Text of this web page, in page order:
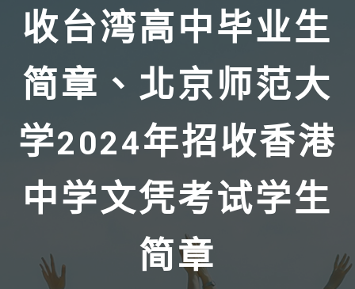
收台湾高中毕业生
简章、北京师范大
学2024年招收香港
中学文凭考试学生
简章